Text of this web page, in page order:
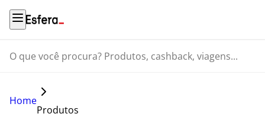
O que você procura? Produtos, cashback, viagens...
Home
Produtos